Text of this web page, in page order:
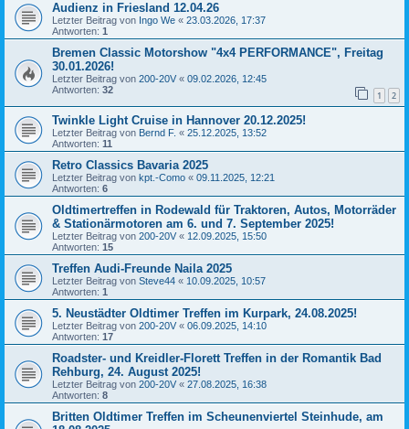
Audienz in Friesland 12.04.26
Letzter Beitrag von Ingo We « 23.03.2026, 17:37
Antworten: 1
Bremen Classic Motorshow "4x4 PERFORMANCE", Freitag
30.01.2026!
Letzter Beitrag von 200-20V « 09.02.2026, 12:45
Antworten: 32 1 2
Twinkle Light Cruise in Hannover 20.12.2025!
Letzter Beitrag von Bernd F. « 25.12.2025, 13:52
Antworten: 11
Retro Classics Bavaria 2025
Letzter Beitrag von kpt.-Como « 09.11.2025, 12:21
Antworten: 6
Oldtimertreffen in Rodewald für Traktoren, Autos, Motorräder
& Stationärmotoren am 6. und 7. September 2025!
Letzter Beitrag von 200-20V « 12.09.2025, 15:50
Antworten: 15
Treffen Audi-Freunde Naila 2025
Letzter Beitrag von Steve44 « 10.09.2025, 10:57
Antworten: 1
5. Neustädter Oldtimer Treffen im Kurpark, 24.08.2025!
Letzter Beitrag von 200-20V « 06.09.2025, 14:10
Antworten: 17
Roadster- und Kreidler-Florett Treffen in der Romantik Bad
Rehburg, 24. August 2025!
Letzter Beitrag von 200-20V « 27.08.2025, 16:38
Antworten: 8
Britten Oldtimer Treffen im Scheunenviertel Steinhude, am